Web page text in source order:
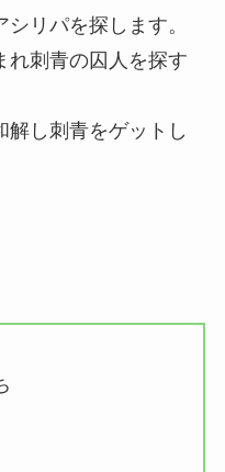
リパを探します。
れ刺青の囚人を探す
解し刺青をゲットし